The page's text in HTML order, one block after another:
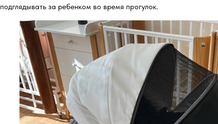
подглядывать за ребенком во время прогулок.